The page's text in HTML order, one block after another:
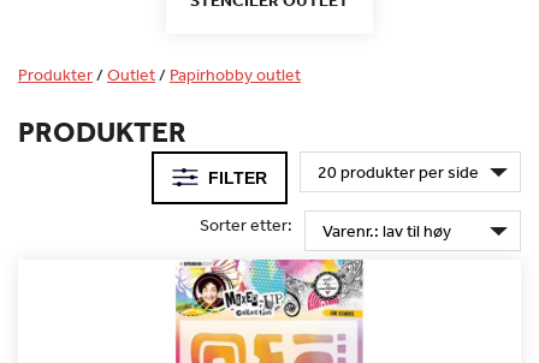
Produkter/Outlet/ Papirhobby outlet
PRODUKTER
FILTER
Sorter etter: